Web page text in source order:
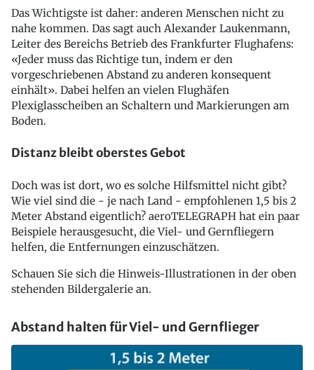
Das Wichtigste ist daher: anderen Menschen nicht zu
nahe kommen. Das sagt auch Alexander Laukenmann,
Leiter des Bereichs Betrieb des Frankfurter Flughafens:
«Jeder muss das Richtige tun, indem er den
vorgeschriebenen Abstand zu anderen konsequent
einhält». Dabei helfen an vielen Flughäfen
Plexiglasscheiben an Schaltern und Markierungen am
Boden.
Distanz bleibt oberstes Gebot
Doch was ist dort, wo es solche Hilfsmittel nicht gibt?
Wie viel sind die - je nach Land - empfohlenen 1,5 bis 2
Meter Abstand eigentlich? aeroTELEGRAPH hat ein paar
Beispiele herausgesucht, die Viel- und Gernfliegern
helfen, die Entfernungen einzuschätzen.
Schauen Sie sich die Hinweis-Illustrationen in der oben
stehenden Bildergalerie an.
Abstand halten für Viel- und Gernflieger